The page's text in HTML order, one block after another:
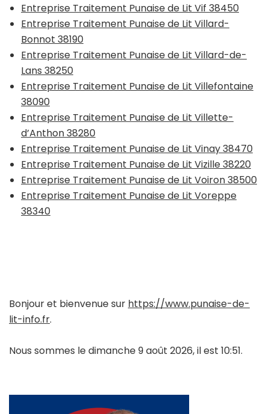
Entreprise Traitement Punaise de Lit Vif 38450
Entreprise Traitement Punaise de Lit Villard-
Bonnot 38190
Entreprise Traitement Punaise de Lit Villard-de-
Lans 38250
Entreprise Traitement Punaise de Lit Villefontaine
38090
Entreprise Traitement Punaise de Lit Villette-
d’Anthon 38280
Entreprise Traitement Punaise de Lit Vinay 38470
Entreprise Traitement Punaise de Lit Vizille 38220
Entreprise Traitement Punaise de Lit Voiron 38500
Entreprise Traitement Punaise de Lit Voreppe
38340
Bonjour et bienvenue sur https://www.punaise-de-
lit-info.fr.
Nous sommes le dimanche 9 août 2026, il est 10:51.